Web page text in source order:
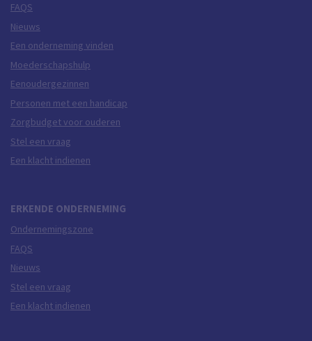
FAQS
Nieuws
Een onderneming vinden
Moederschapshulp
Eenoudergezinnen
Personen met een handicap
Zorgbudget voor ouderen
Stel een vraag
Een klacht indienen
ERKENDE ONDERNEMING
Ondernemingszone
FAQS
Nieuws
Stel een vraag
Een klacht indienen